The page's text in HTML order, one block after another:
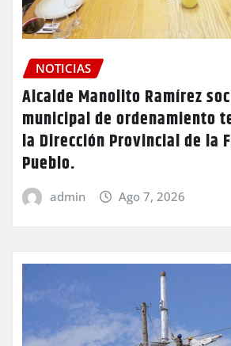
NOTICIAS
Alcalde Manolito Ramírez
municipal de ordenamiento
la Dirección Provincial de la
Pueblo.
admin Ago 7, 2026